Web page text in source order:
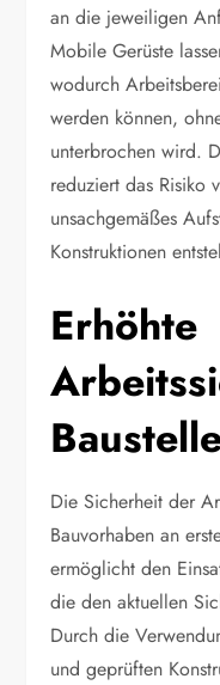
an die jeweiligen
Mobile Gerüste
wodurch
werden können,
unterbrochen wird.
reduziert das Risiko
unsachgemäßes
Konstruktionen
Erhöhte
Die Sicherheit der
Bauvorhaben an
ermöglicht den
die den aktuellen
Durch die
und geprüften